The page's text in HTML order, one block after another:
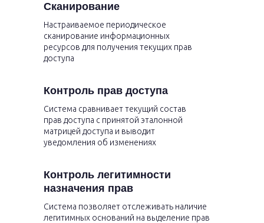
Сканирование
Настраиваемое периодическое
сканирование информационных
ресурсов для получения текущих прав
доступа
Система сравнивает текущий состав
прав доступа с принятой эталонной
матрицей доступа и выводит
уведомления об изменениях
Контроль прав доступа
Контроль легитимности
назначения прав
Система позволяет отслеживать наличие
легитимных оснований на выделение прав